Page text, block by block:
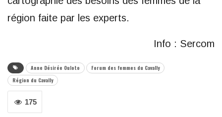
région faite par les experts.
Info : Sercom
Anne Désirée Ouloto
Forum des femmes du Cavally
Région du Cavally
175